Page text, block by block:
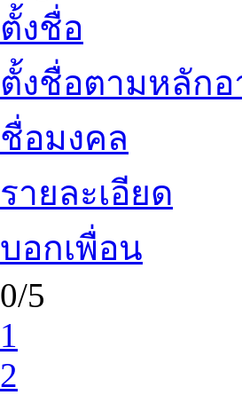
ตั้งชื่อ
ตั้งชื่อตามหลักอ
ชื่อมงคล
รายละเอียด
บอกเพื่อน
0/5
1
2